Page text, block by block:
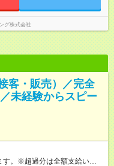
グ株式会社
客・販売）／完全
未経験からスピー
。※超過分は全額支給いたし